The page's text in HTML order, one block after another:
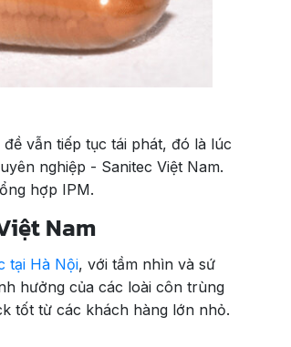
vẫn tiếp tục tái phát, đó là lúc
nghiệp - Sanitec Việt Nam.
hợp IPM.
Nam
tại Hà Nội, với tầm nhìn và sứ
hưởng của các loài côn trùng
tốt từ các khách hàng lớn nhỏ.